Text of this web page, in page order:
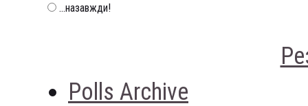
...назавжди!
Polls Archive